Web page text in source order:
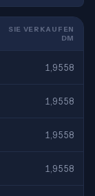
SIE VERKAUFEN
DM
1,9558
1,9558
1,9558
1,9558